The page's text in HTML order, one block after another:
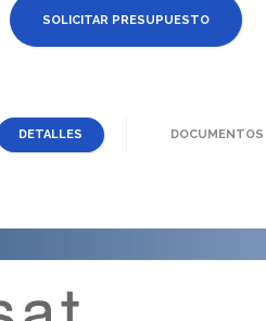
SOLICITAR PRESUPUESTO
DETALLES DOCUMENTOS